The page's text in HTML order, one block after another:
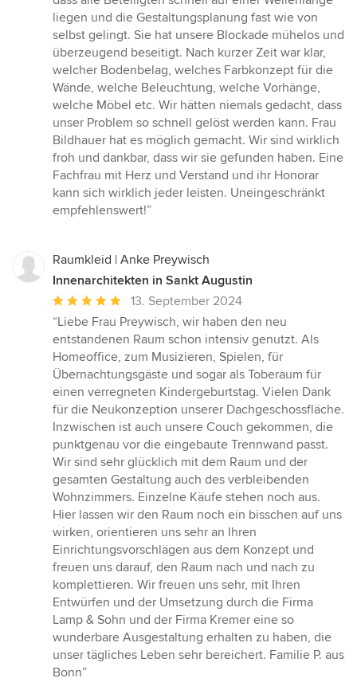
liegen und die Gestaltungsplanung fast wie von
selbst gelingt. Sie hat unsere Blockade mühelos und
überzeugend beseitigt. Nach kurzer Zeit war klar,
welcher Bodenbelag, welches Farbkonzept für die
Wände, welche Beleuchtung, welche Vorhänge,
welche Möbel etc. Wir hätten niemals gedacht, dass
unser Problem so schnell gelöst werden kann. Frau
Bildhauer hat es möglich gemacht. Wir sind wirklich
froh und dankbar, dass wir sie gefunden haben. Eine
Fachfrau mit Herz und Verstand und ihr Honorar
kann sich wirklich jeder leisten. Uneingeschränkt
empfehlenswert!”
Raumkleid | Anke Preywisch
Innenarchitekten in Sankt Augustin
Durchschnittliche
Bewertung:
5
von
5
Sternen
13. September 2024
“Liebe Frau Preywisch, wir haben den neu
entstandenen Raum schon intensiv genutzt. Als
Homeoffice, zum Musizieren, Spielen, für
Übernachtungsgäste und sogar als Toberaum für
einen verregneten Kindergeburtstag. Vielen Dank
für die Neukonzeption unserer Dachgeschossfläche.
Inzwischen ist auch unsere Couch gekommen, die
punktgenau vor die eingebaute Trennwand passt.
Wir sind sehr glücklich mit dem Raum und der
gesamten Gestaltung auch des verbleibenden
Wohnzimmers. Einzelne Käufe stehen noch aus.
Hier lassen wir den Raum noch ein bisschen auf uns
wirken, orientieren uns sehr an Ihren
Einrichtungsvorschlägen aus dem Konzept und
freuen uns darauf, den Raum nach und nach zu
komplettieren. Wir freuen uns sehr, mit Ihren
Entwürfen und der Umsetzung durch die Firma
Lamp & Sohn und der Firma Kremer eine so
wunderbare Ausgestaltung erhalten zu haben, die
unser tägliches Leben sehr bereichert. Familie P. aus
Bonn”